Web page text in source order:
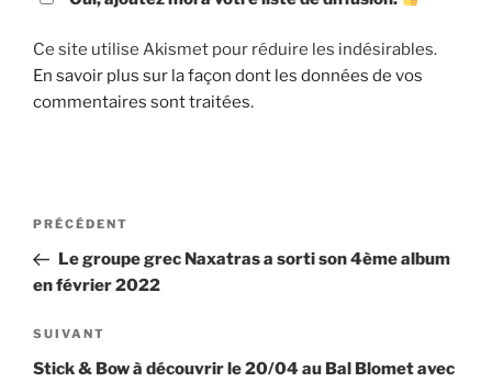
Ce site utilise Akismet pour réduire les indésirables.
En savoir plus sur la façon dont les données de vos
commentaires sont traitées.
Navigation
l’article
Article
précédent
PRÉCÉDENT
Le groupe grec Naxatras a sorti son 4ème album
en février 2022
Article
suivant
SUIVANT
Stick & Bow à découvrir le 20/04 au Bal Blomet avec